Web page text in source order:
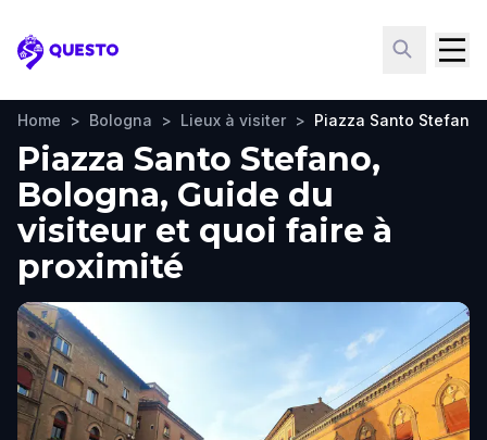
Questo
Home > Bologna > Lieux à visiter > Piazza Santo Stefano
Piazza Santo Stefano,
Bologna, Guide du
visiteur et quoi faire à
proximité